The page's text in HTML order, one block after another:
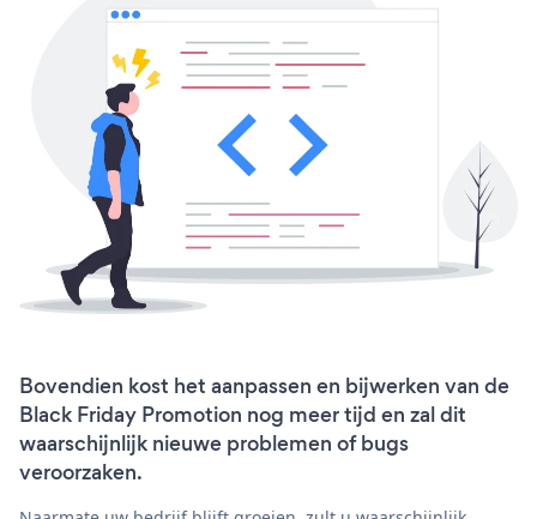
Bovendien kost het aanpassen en bijwerken van de
Black Friday Promotion nog meer tijd en zal dit
waarschijnlijk nieuwe problemen of bugs
veroorzaken.